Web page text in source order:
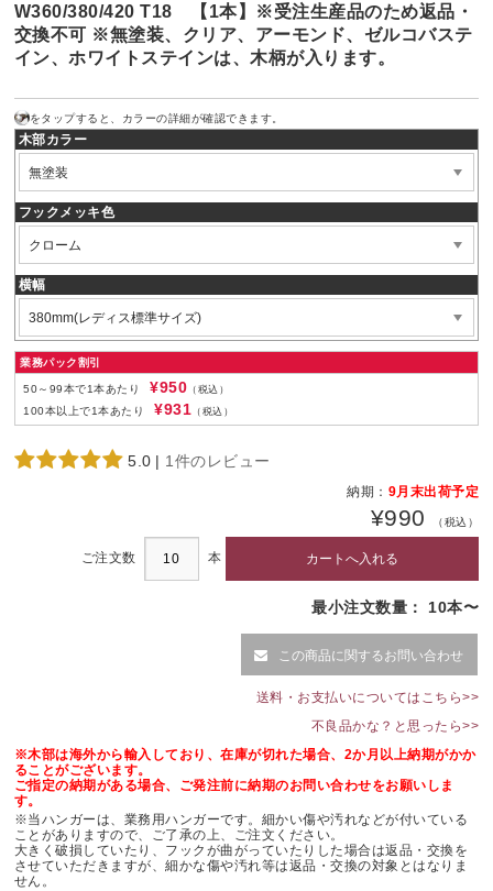
W360/380/420 T18 【1本】※受注生産品のため返品・
交換不可 ※無塗装、クリア、アーモンド、ゼルコバステ
イン、ホワイトステインは、木柄が入ります。
をタップすると、カラーの詳細が確認できます。
木部カラー
フックメッキ色
横幅
業務パック割引
50～99本で1本あたり ¥950 （税込）
100本以上で1本あたり
¥931 （税込）
5.0 | 1件のレビュー
納期： 9月末出荷予定
¥990 （税込）
ご注文数 本
最小注文数量： 10本〜
この商品に関するお問い合わせ
送料・お支払いについてはこちら>>
不良品かな？と思ったら>>
※木部は海外から輸入しており、在庫が切れた場合、2か月以上納期がかか
ることがございます。
ご指定の納期がある場合、ご発注前に納期のお問い合わせをお願いしま
す。
※当ハンガーは、業務用ハンガーです。細かい傷や汚れなどが付いている
ことがありますので、ご了承の上、ご注文ください。
大きく破損していたり、フックが曲がっていたりした場合は返品・交換を
させていただきますが、細かな傷や汚れ等は返品・交換の対象とはなりま
せん。